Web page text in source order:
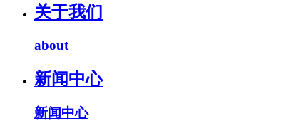
关于我们
about
新闻中心
新闻中心